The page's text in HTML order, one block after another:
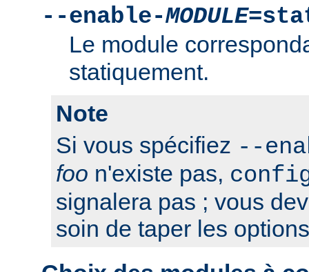
--enable-MODULE
Le module
statiquement.
Note
Si vous spécifiez --
foo n'existe pas,
signalera pas ; vous
soin de taper les